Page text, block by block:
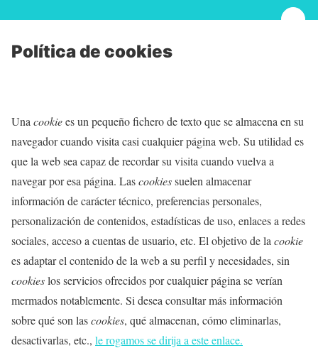
Política de cookies
Una cookiees un pequeño fichero de texto que se almacena en su
navegador cuando visita casi cualquier página web. Su utilidad es
que la web sea capaz de recordar su visita cuando vuelva a
navegar por esa página. Lascookiessuelen almacenar
información de carácter técnico, preferencias personales,
personalización de contenidos, estadísticas de uso, enlaces a redes
sociales, acceso a cuentas de usuario, etc. El objetivo de la cookie
es adaptar el contenido de la web a su perfil y necesidades, sin
cookieslos servicios ofrecidos por cualquier página se verían
mermados notablemente. Si desea consultar más información
sobre qué son lascookies, qué almacenan, cómo eliminarlas,
desactivarlas, etc., le rogamos se dirija a este enlace.